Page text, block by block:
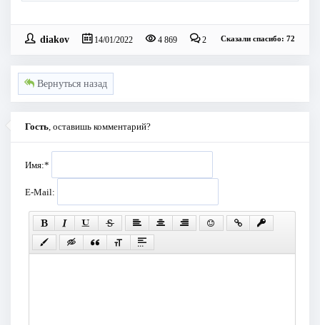
diakov 14/01/2022 4 869 2 Сказали спасибо: 72
Вернуться назад
Гость, оставишь комментарий?
Имя:*
E-Mail: